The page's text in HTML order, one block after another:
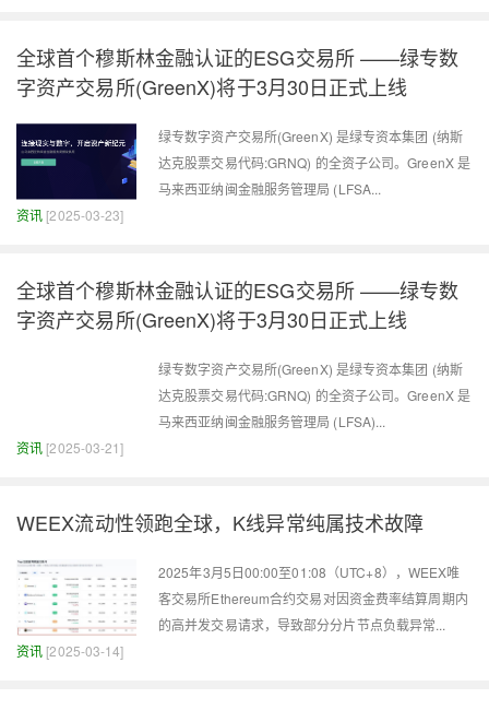
全球首个穆斯林金融认证的ESG交易所 ——绿专数
字资产交易所(GreenX)将于3月30日正式上线
绿专数字资产交易所(GreenX) 是绿专资本集团 (纳斯
达克股票交易代码:GRNQ) 的全资子公司。GreenX 是
马来西亚纳闽金融服务管理局 (LFSA...
资讯 [2025-03-23]
全球首个穆斯林金融认证的ESG交易所 ——绿专数
字资产交易所(GreenX)将于3月30日正式上线
绿专数字资产交易所(GreenX) 是绿专资本集团 (纳斯
达克股票交易代码:GRNQ) 的全资子公司。GreenX 是
马来西亚纳闽金融服务管理局 (LFSA)...
资讯 [2025-03-21]
WEEX流动性领跑全球，K线异常纯属技术故障
2025年3月5日00:00至01:08（UTC+8），WEEX唯
客交易所Ethereum合约交易对因资金费率结算周期内
的高并发交易请求，导致部分分片节点负载异常...
资讯 [2025-03-14]